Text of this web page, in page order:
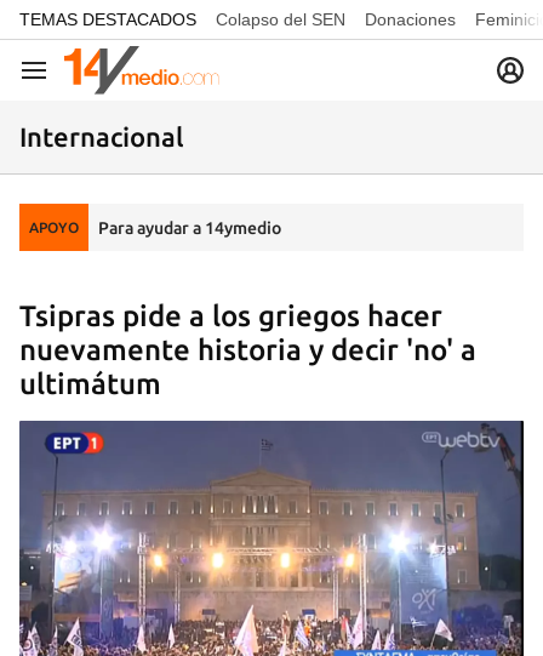
common.go-to-content
TEMAS DESTACADOS Colapso del SEN Donaciones
Navegación
Internacional
APOYO Para ayudar a 14ymedio
Tsipras pide a los griegos hacer
nuevamente historia y decir 'no' a
ultimátum